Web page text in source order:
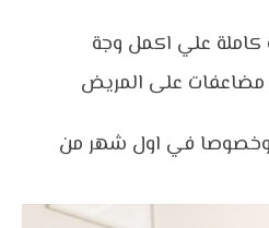
كاملة علي اكمل وجة
مضاعفات على المريض
وخصوصا في اول شهر من